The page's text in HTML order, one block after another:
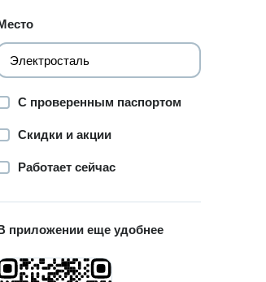
С проверенным паспортом
Скидки и акции
Работает сейчас
приложении еще удобнее